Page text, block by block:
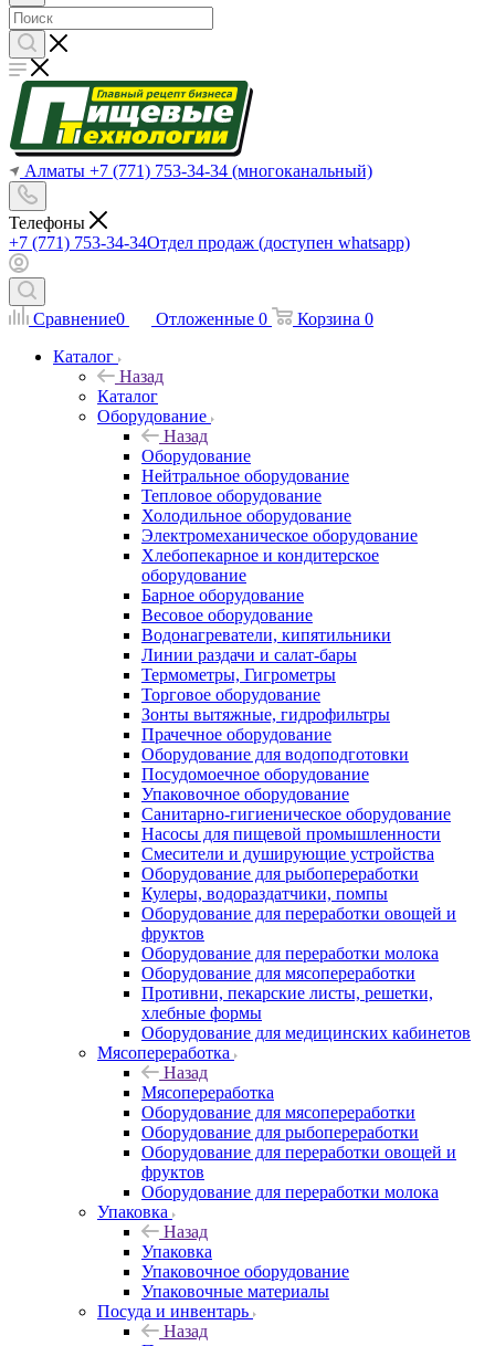
Алматы +7 (771) 753-34-34 (многоканальный)
Телефоны
+7 (771) 753-34-34Отдел продаж (доступен whatsapp)
Сравнение0 Отложенные 0 Корзина 0
Каталог
Назад
Каталог
Оборудование
Назад
Оборудование
Нейтральное оборудование
Тепловое оборудование
Холодильное оборудование
Электромеханическое оборудование
Хлебопекарное и кондитерское
оборудование
Барное оборудование
Весовое оборудование
Водонагреватели, кипятильники
Линии раздачи и салат-бары
Термометры, Гигрометры
Торговое оборудование
Зонты вытяжные, гидрофильтры
Прачечное оборудование
Оборудование для водоподготовки
Посудомоечное оборудование
Упаковочное оборудование
Санитарно-гигиеническое оборудование
Насосы для пищевой промышленности
Смесители и душирующие устройства
Оборудование для рыбопереработки
Кулеры, водораздатчики, помпы
Оборудование для переработки овощей и
фруктов
Оборудование для переработки молока
Оборудование для мясопереработки
Противни, пекарские листы, решетки,
хлебные формы
Оборудование для медицинских кабинетов
Мясопереработка
Назад
Мясопереработка
Оборудование для мясопереработки
Оборудование для рыбопереработки
Оборудование для переработки овощей и
фруктов
Оборудование для переработки молока
Упаковка
Назад
Упаковка
Упаковочное оборудование
Упаковочные материалы
Посуда и инвентарь
Назад